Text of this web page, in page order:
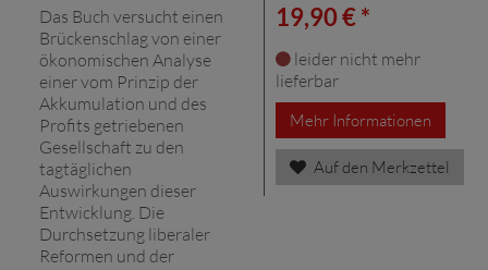
Das Buch versucht einen
Brückenschlag von einer
ökonomischen Analyse
einer vom Prinzip der
Akkumulation und des
Profits getriebenen
Gesellschaft zu den
tagtäglichen
Auswirkungen dieser
Entwicklung. Die
Durchsetzung liberaler
Reformen und der
19,90 € *
leider nicht mehr
lieferbar
Mehr Informationen
Auf den Merkzettel